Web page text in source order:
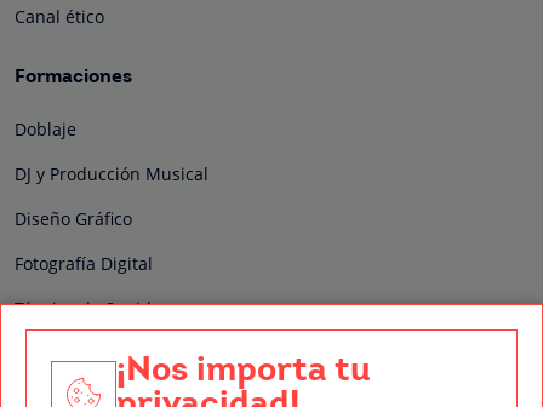
Canal ético
Formaciones
Doblaje
DJ y Producción Musical
Diseño Gráfico
Fotografía Digital
Técnico de Sonido
Edición y Postproducción de Vídeo
¡Nos importa tu